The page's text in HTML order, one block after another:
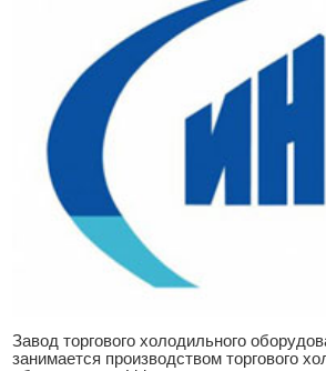
Завод торгового холодильного
занимается производством торгового